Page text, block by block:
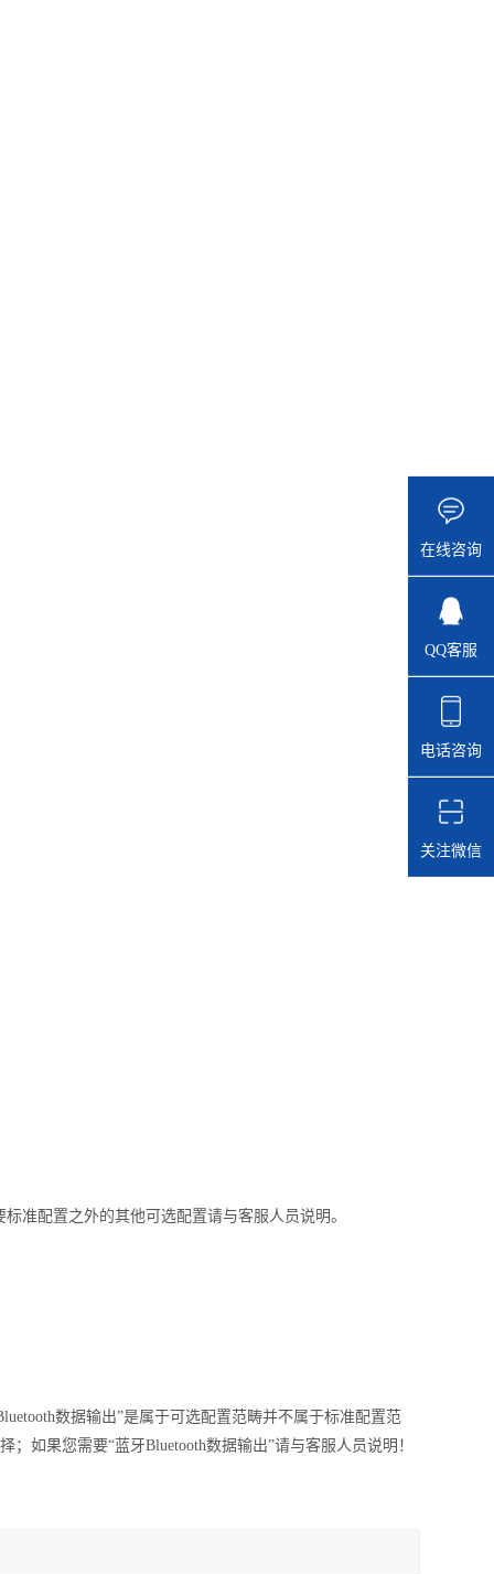
标准配置之外的其他可选配置请与客服人员说明。
数据输出”是属于可选配置范畴并不属于标准配置范
如果您需要“蓝牙Bluetooth数据输出”请与客服人员说明！
在线咨询
QQ客服
电话咨询
关注微信